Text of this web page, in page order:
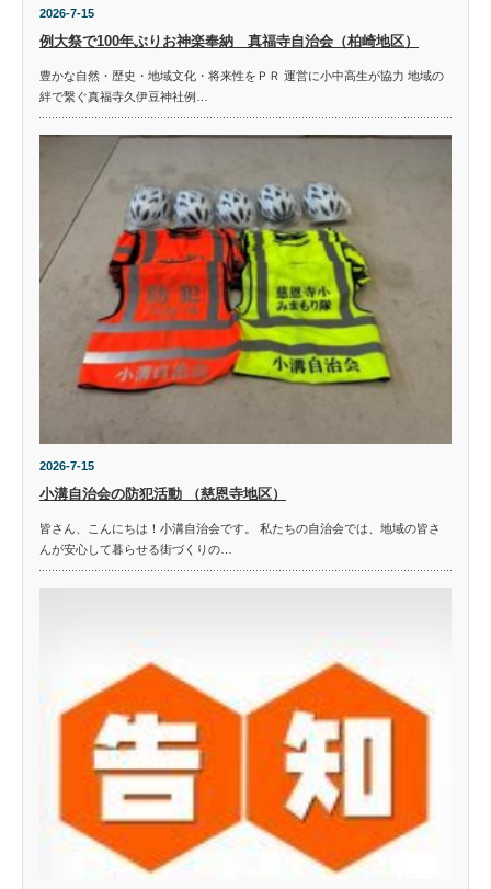
2026-7-15
例大祭で100年ぶりお神楽奉納 真福寺自治会（柏崎地区）
豊かな自然・歴史・地域文化・将来性をＰＲ 運営に小中高生が協力 地域の
絆で繋ぐ真福寺久伊豆神社例…
2026-7-15
小溝自治会の防犯活動 （慈恩寺地区）
皆さん、こんにちは！小溝自治会です。 私たちの自治会では、地域の皆さ
んが安心して暮らせる街づくりの…